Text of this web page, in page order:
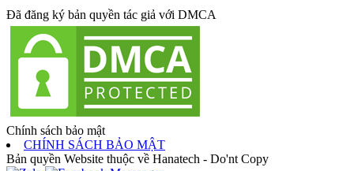
Đã đăng ký bản quyền tác giả với DMCA
Chính sách bảo mật
CHÍNH SÁCH BẢO MẬT
Bản quyền Website thuộc về Hanatech - Do'nt Copy